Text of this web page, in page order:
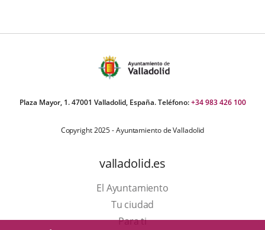
Plaza Mayor, 1. 47001 Valladolid, España. Teléfono:+34 983 426 100
Copyright 2025 - Ayuntamiento de Valladolid
valladolid.es
El Ayuntamiento
Tu ciudad
Para ti